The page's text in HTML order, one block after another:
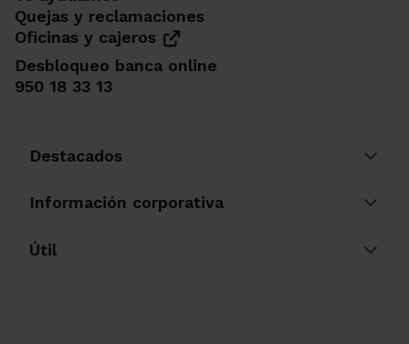
Quejas y reclamaciones
Oficinas y cajeros
Desbloqueo banca online
950 18 33 13
Destacados
Información corporativa
Útil